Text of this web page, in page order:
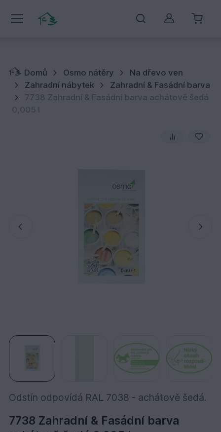
Můj účet
Domů Osmo nátěry
Na dřevo ven
Zahradní nábytek
Zahradní & Fasádní barva
7738 Zahradní & Fasádní barva achátově šedá
0,005 l
Odstín odpovídá RAL 7038 - achátově šedá.
7738 Zahradní & Fasádní barva